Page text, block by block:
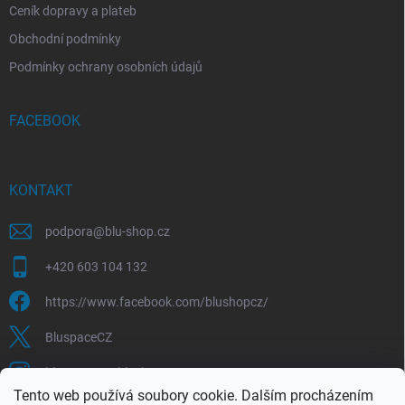
Tento web používá soubory cookie. Dalším procházením
Ceník dopravy a plateb
Obchodní podmínky
Podmínky ochrany osobních údajů
FACEBOOK
KONTAKT
podpora@blu-shop.cz
+420 603 104 132
https://www.facebook.com/blushopcz/
BluspaceCZ
bluspace.cz_blushop.cz